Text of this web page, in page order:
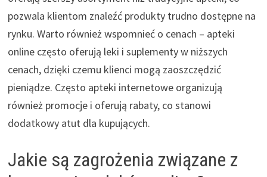
pozwala klientom znaleźć produkty trudno dostępne na
rynku. Warto również wspomnieć o cenach – apteki
online często oferują leki i suplementy w niższych
cenach, dzięki czemu klienci mogą zaoszczędzić
pieniądze. Często apteki internetowe organizują
również promocje i oferują rabaty, co stanowi
dodatkowy atut dla kupujących.
Jakie są zagrożenia związane z